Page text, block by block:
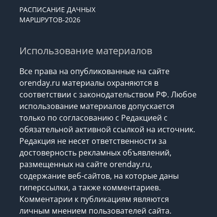
РАСПИСАНИЕ ДАЧНЫХ
МАРШРУТОВ-2026
Использование материалов
Все права на опубликованные на сайте
orenday.ru материалы охраняются в
соответствии с законодательством РФ. Любое
использование материалов допускается
только по согласованию с Редакцией с
обязательной активной ссылкой на источник.
Редакция не несет ответственности за
достоверность рекламных объявлений,
размещенных на сайте orenday.ru,
содержание веб-сайтов, на которые даны
гиперссылки, а также комментариев.
Комментарии к публикациям являются
личным мнением пользователей сайта.